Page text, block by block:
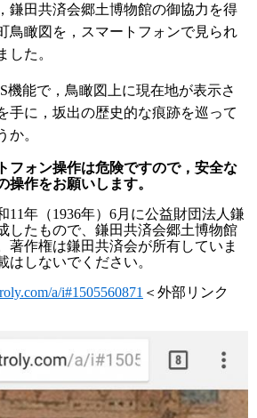
鎌田共済会郷土博物館の御協力を得
鳥瞰図を，スマートフォンで見られ
した。
機能で，鳥瞰図上に現在地が表示さ
手に，坂出の歴史的な痕跡を巡って
か。
フォン操作は危険ですので，安全な
操作をお願いします。
11年（1936年）6月に公益財団法人鎌
したもので、鎌田共済会郷土博物館
著作権は鎌田共済会が所有していま
はしないでください。
a/i#1505560871 ＜外部リンク